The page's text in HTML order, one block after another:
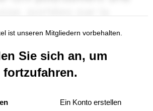
ist unseren Mitgliedern vorbehalten.
Sie sich an, um
fortzufahren.
Ein Konto erstellen